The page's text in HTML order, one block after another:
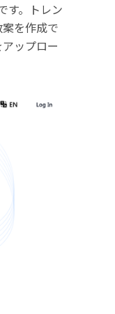
す。トレン
を作成で
ップロー